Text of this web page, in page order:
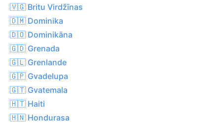
🇻🇬 Britu Virdžīnas
🇩🇲 Dominika
🇩🇴 Dominikāna
🇬🇩 Grenada
🇬🇱 Grenlande
🇬🇵 Gvadelupa
🇬🇹 Gvatemala
🇭🇹 Haiti
🇭🇳 Hondurasa